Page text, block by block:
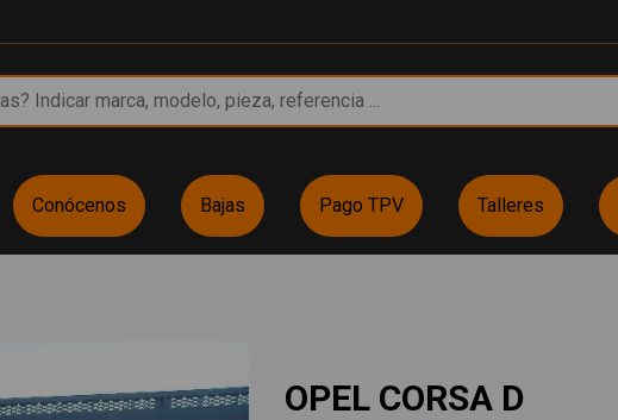
Conócenos Bajas Pago TPV Talleres
OPEL CORSA D